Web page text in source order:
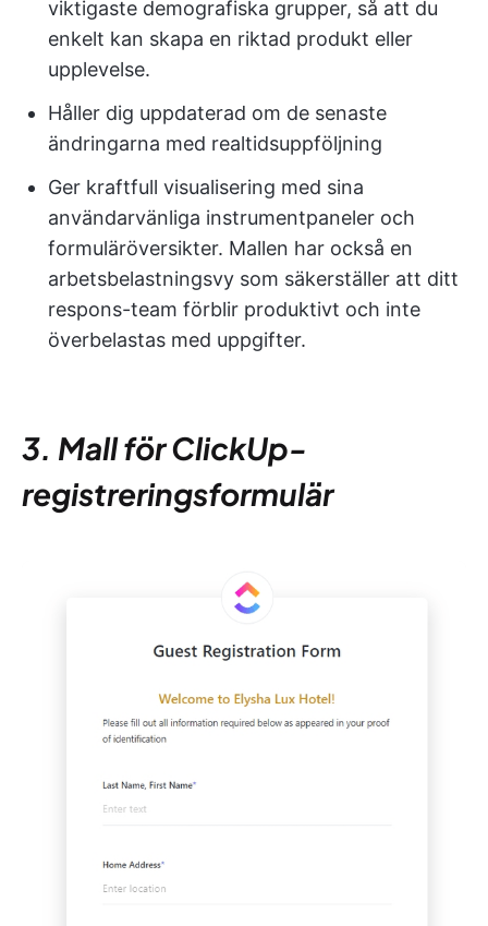
viktigaste demografiska grupper, så att du
enkelt kan skapa en riktad produkt eller
upplevelse.
Håller dig uppdaterad om de senaste
ändringarna med realtidsuppföljning
Ger kraftfull visualisering med sina
användarvänliga instrumentpaneler och
formuläröversikter. Mallen har också en
arbetsbelastningsvy som säkerställer att ditt
respons-team förblir produktivt och inte
överbelastas med uppgifter.
3. Mall för ClickUp-
registreringsformulär